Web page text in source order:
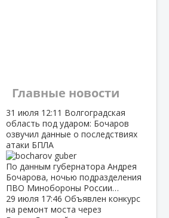
Главные новости
31 июля 12:11 Волгоградская
область под ударом: Бочаров
озвучил данные о последствиях
атаки БПЛА
По данным губернатора Андрея
Бочарова, ночью подразделения
ПВО Минобороны России…
29 июля 17:46 Объявлен конкурс
на ремонт моста через